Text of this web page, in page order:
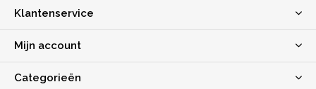
Klantenservice
Mijn account
Categorieën